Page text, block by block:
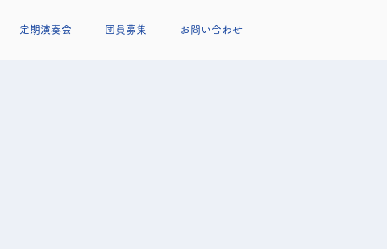
定期演奏会 団員募集 お問い合わせ